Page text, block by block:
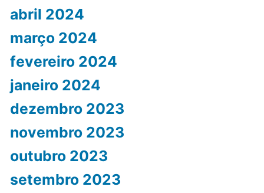
abril 2024
março 2024
fevereiro 2024
janeiro 2024
dezembro 2023
novembro 2023
outubro 2023
setembro 2023